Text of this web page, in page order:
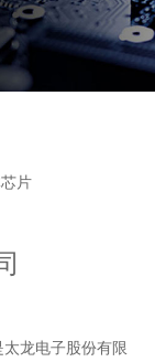
片
龙电子股份有限